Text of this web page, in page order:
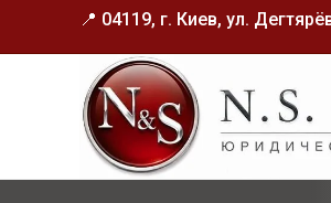
📍 04119, г. Киев, ул.